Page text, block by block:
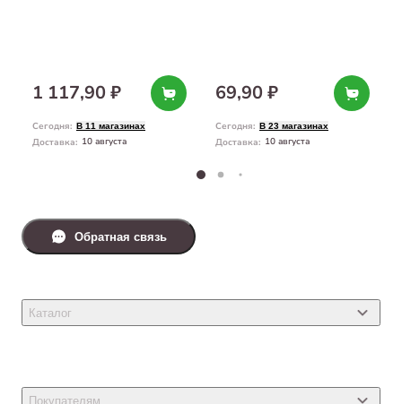
1 117,90 ₽
Сегодня: В 11 магазинах
Доставка: 10 августа
69,90 ₽
Сегодня: В 23 магазинах
Доставка: 10 августа
Каталог
Товары для собак
Покупателям
Обратная связь